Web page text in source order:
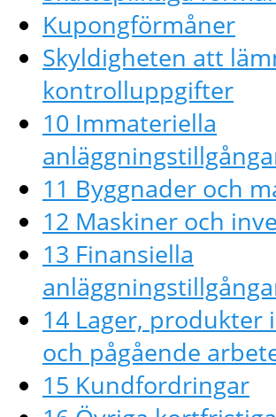
Kupongförmåner
Skyldigheten att
kontrolluppgifter
10 Immateriella
11 Byggnader och
12 Maskiner och
13 Finansiella
14 Lager, produkter
och pågående
15 Kundfordringar